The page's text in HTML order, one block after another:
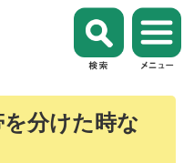
分けた時な